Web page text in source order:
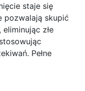
staje się
pozwalają skupić
złe
Pełne